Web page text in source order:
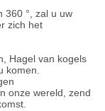
360 °, zal u uw
zich het
Hagel van kogels
komen.
onze wereld, zend